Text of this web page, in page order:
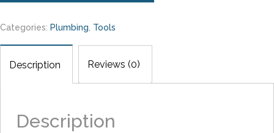
Categories: Plumbing Tools
Description Reviews (0)
Description